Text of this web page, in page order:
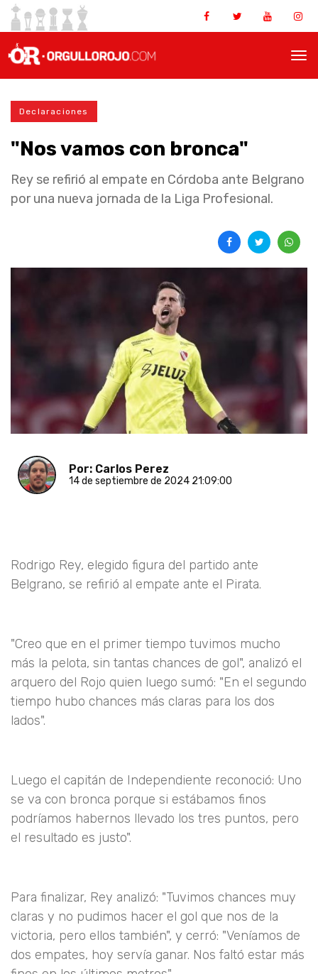
Declaraciones
"Nos vamos con bronca"
Rey se refirió al empate en Córdoba ante Belgrano
por una nueva jornada de la Liga Profesional.
Por: Carlos Perez
14 de septiembre de 2024 21:09:00
Rodrigo Rey, elegido figura del partido ante
Belgrano, se refirió al empate ante el Pirata.
"Creo que en el primer tiempo tuvimos mucho
más la pelota, sin tantas chances de gol", analizó el
arquero del Rojo quien luego sumó: "En el segundo
tiempo hubo chances más claras para los dos
lados".
Luego el capitán de Independiente reconoció: Uno
se va con bronca porque si estábamos finos
podríamos habernos llevado los tres puntos, pero
el resultado es justo".
Para finalizar, Rey analizó: "Tuvimos chances muy
claras y no pudimos hacer el gol que nos de la
victoria, pero ellos también", y cerró: "Veníamos de
dos empates, hoy servía ganar. Nos faltó estar más